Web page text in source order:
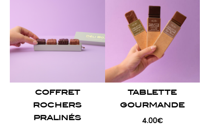
COFFRET
ROCHERS
PRALINÉS
TABLETTE
GOURMANDE
4.00€
produit
a
plusieurs
variations.
Les
peuvent
être
choisies
sur